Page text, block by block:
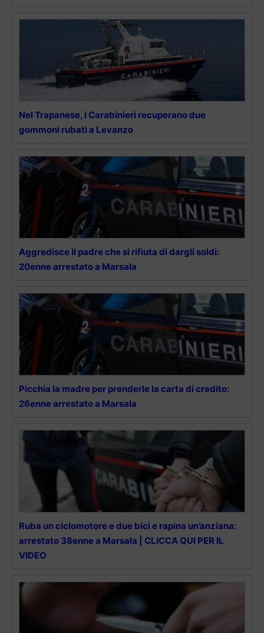
Nel Trapanese, i Carabinieri recuperano due
gommoni rubati a Levanzo
Aggredisce il padre che si rifiuta di dargli soldi:
20enne arrestato a Marsala
Picchia la madre per prenderle la carta di credito:
26enne arrestato a Marsala
Ruba un ciclomotore e due bici e rapina un’anziana:
arrestato 38enne a Marsala | CLICCA QUI PER IL
VIDEO